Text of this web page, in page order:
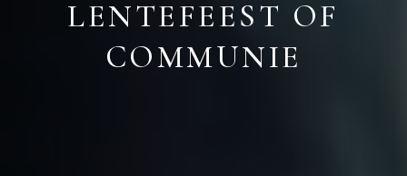
LENTEFEEST OF
COMMUNIE